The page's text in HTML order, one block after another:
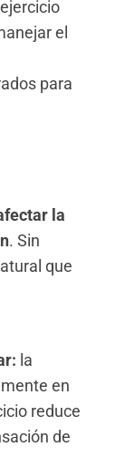
el
para
la
. Sin
que
la
en
reduce
de